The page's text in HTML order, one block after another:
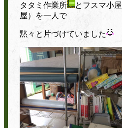
タタミ作業所 とフスマ小屋
屋）を一人で
黙々と片づけていました